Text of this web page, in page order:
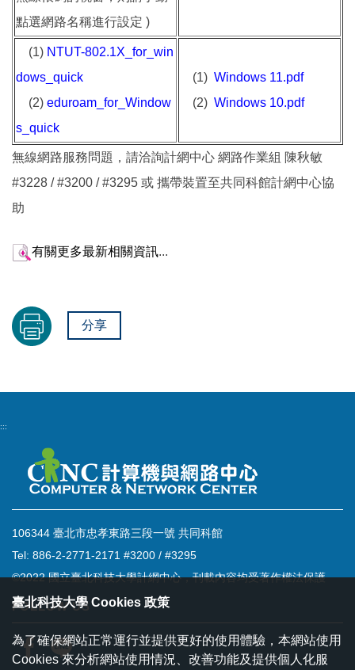
點選網路名稱進行設定 )
(1) NTUT-802.1X_for_win
dows_quick
(2) eduroam_for_Window
s_quick
(1) Windows 11.pdf
(2) Windows 10.pdf
無線網路服務問題，請洽詢計網中心 網路作業組 陳秋敏
#3228 / #3200 / #3295 或 攜帶裝置至共同科館計網中心協
助
有關更多最新相關資訊...
分享
:::
106344 臺北市忠孝東路三段一號 共同科館
Tel: 886-2-2771-2171 #3200 / #3295
©2022 國立臺北科技大學計網中心，刊載內容均受著作權法保護
FOLLOW US
臺北科技大學 Cookies 政策
為了確保網站正常運行並提供更好的使用體驗，本網站使用
Cookies 來分析網站使用情況、改善功能及提供個人化服